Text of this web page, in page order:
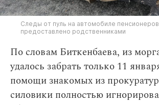
Следы от пуль на автомобиле
предоставлено родственниками
По словам Биткенбаева, из
удалось забрать только 11
помощи знакомых из
силовики полностью